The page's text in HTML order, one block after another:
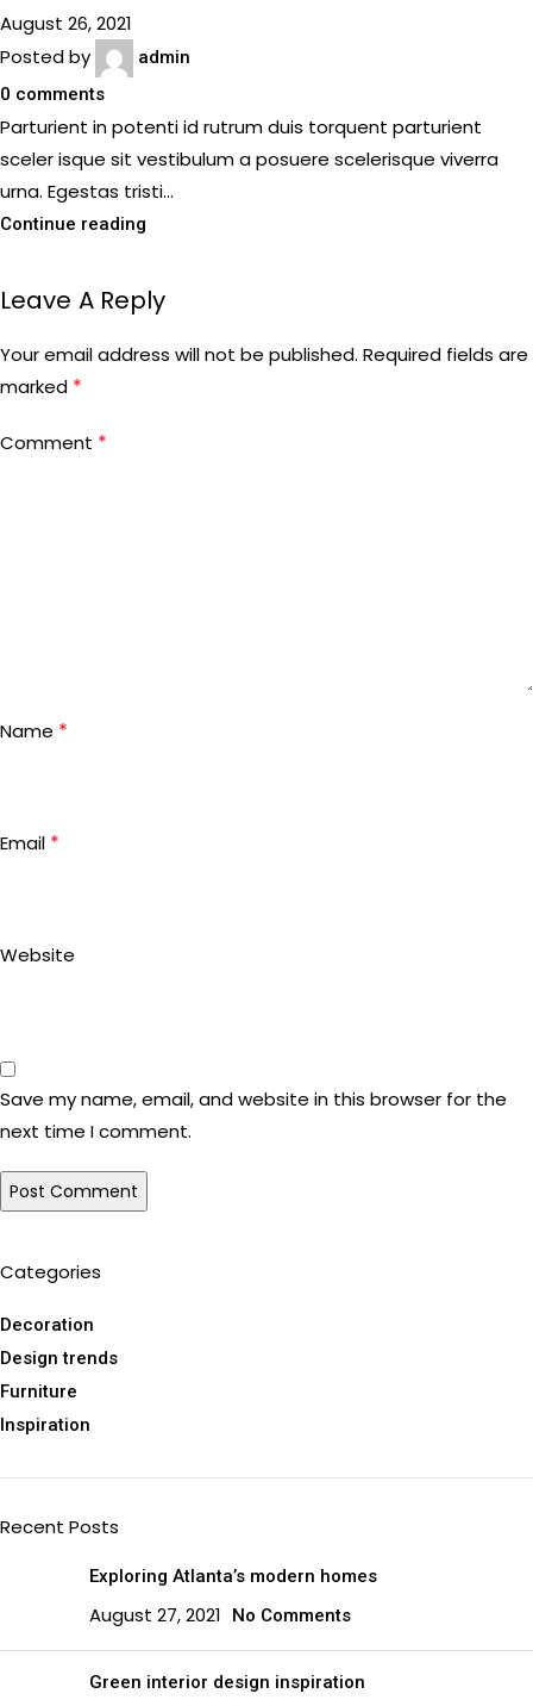
August 26, 2021
Posted by
admin
0 comments
Parturient in potenti id rutrum duis torquent parturient
sceler isque sit vestibulum a posuere scelerisque viverra
urna. Egestas tristi...
Continue reading
Leave A Reply
Your email address will not be published. Required fields are
marked *
Comment *
Name *
Email *
Website
Save my name, email, and website in this browser for the
next time I comment.
Categories
Decoration
Design trends
Furniture
Inspiration
Recent Posts
Exploring Atlanta’s modern homes
August 27, 2021 No Comments
Green interior design inspiration